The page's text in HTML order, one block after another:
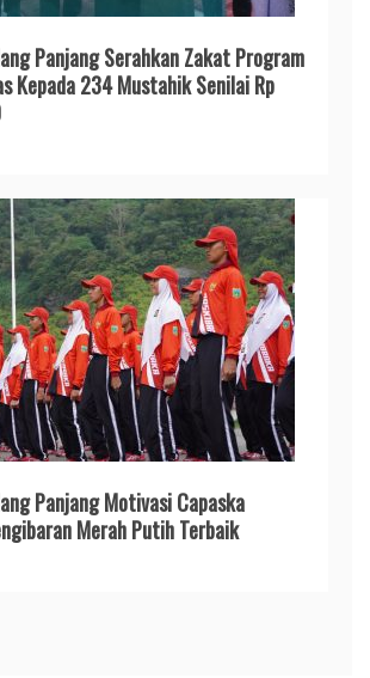
Panjang Serahkan Zakat Program
Kepada 234 Mustahik Senilai Rp
Panjang Motivasi Capaska
Merah Putih Terbaik